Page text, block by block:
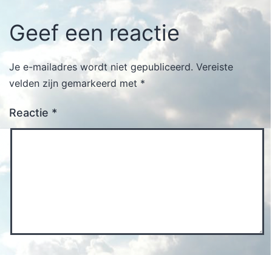
Geef een reactie
Je e-mailadres wordt niet gepubliceerd. Vereiste
velden zijn gemarkeerd met *
Reactie *